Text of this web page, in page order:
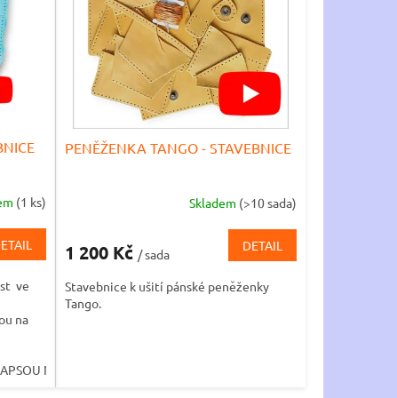
(1 ks)
ve
na
NA BANKOVKY
PENĚŽENKA TANGO - STAVEBNICE
Skladem (>10 sada)
1 200 Kč / sada
DETAIL
Stavebnice k ušití pánské peněženky
Tango.